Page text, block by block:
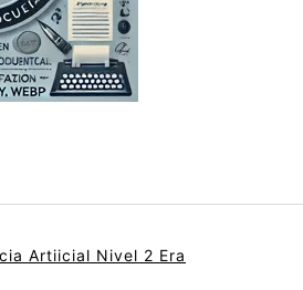
Artiicial Nivel 2 Era